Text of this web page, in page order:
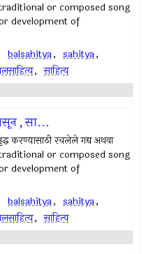
traditional or composed song
development of
balsahitya, sahitya,
, साहित्य
, सा...
करण्यासाठी रचलेले गद्य अथवा
traditional or composed song
development of
balsahitya, sahitya,
, साहित्य